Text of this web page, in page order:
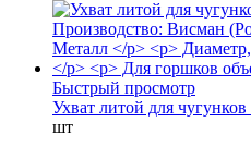
Быстрый просмотр
Ухват литой для
шт